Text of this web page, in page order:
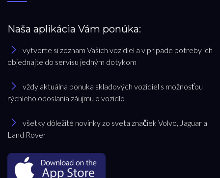
Naša aplikácia Vám ponúka:
vytvorte si zoznam Vašich vozidiel a v prípade potreby ich
objednajte do servisu jedným dotykom
vždy aktuálna ponuka skladových vozidiel s možnosťou
rýchleho odoslania záujmu o vozidlo
všetky dôležité novinky zo sveta značiek Volvo, Jaguar a
Land Rover